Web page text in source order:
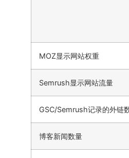
MOZ显示网站权重
Semrush显示网站流量
GSC/Semrush记录的外链
博客新闻数量